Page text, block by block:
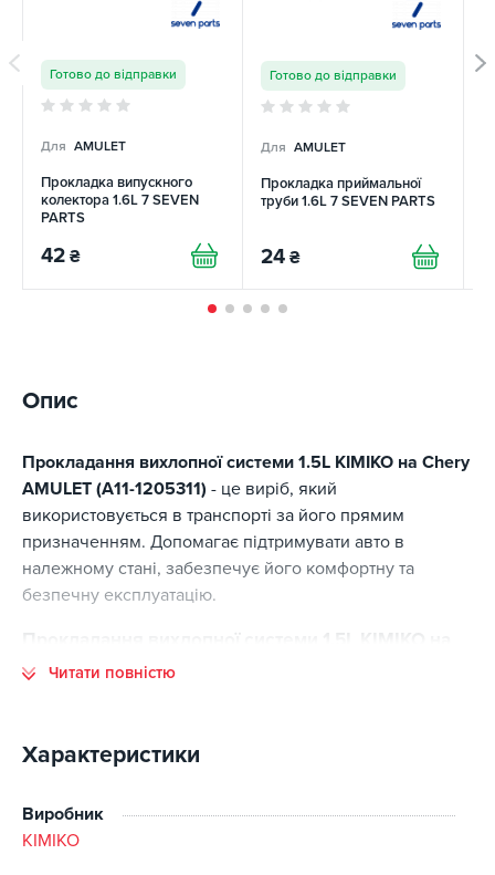
Готово до відправки
Для AMULET
Прокладка випускного
колектора 1.6L 7 SEVEN
PARTS
42 ₴
Готово до відправки
Для AMULET
Прокладка приймальної
труби 1.6L 7 SEVEN PARTS
24 ₴
Опис
Прокладання вихлопної системи 1.5L KIMIKO на Chery
AMULET (A11-1205311) - це виріб, який
використовується в транспорті за його прямим
призначенням. Допомагає підтримувати авто в
належному стані, забезпечує його комфортну та
безпечну експлуатацію.
відповідність стандартам виготовлення;
точна сумісність із заявленими моделями авто;
оптимальне співвідношення ціни та якості;
Читати повністю
Характеристики
Виробник
KIMIKO